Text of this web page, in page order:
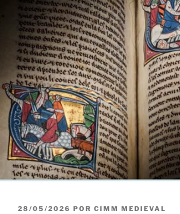
PUBLICADO
28/05/2026 POR CIMM MEDIEVAL